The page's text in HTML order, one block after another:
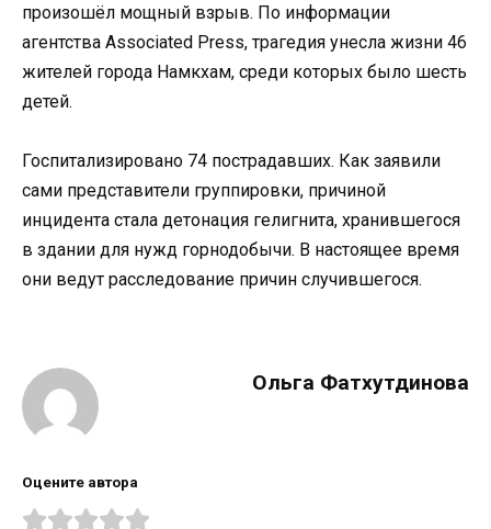
произошёл мощный взрыв. По информации
агентства Associated Press, трагедия унесла жизни 46
жителей города Намкхам, среди которых было шесть
детей.
Госпитализировано 74 пострадавших. Как заявили
сами представители группировки, причиной
инцидента стала детонация гелигнита, хранившегося
в здании для нужд горнодобычи. В настоящее время
они ведут расследование причин случившегося.
Ольга Фатхутдинова
Оцените автора